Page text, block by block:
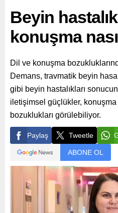
Beyin
konuşma
Dil ve konuşma
Demans, travmatik beyin
gibi beyin hastalıkları
iletişimsel güçlükler,
bozuklukları görülebiliyor.
Paylaş Tweetle
ABONE OL